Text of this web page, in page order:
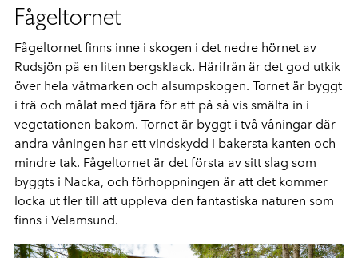
Fågeltornet
Fågeltornet finns inne i skogen i det nedre hörnet av
Rudsjön på en liten bergsklack. Härifrån är det god utkik
över hela våtmarken och alsumpskogen. Tornet är byggt
i trä och målat med tjära för att på så vis smälta in i
vegetationen bakom. Tornet är byggt i två våningar där
andra våningen har ett vindskydd i bakersta kanten och
mindre tak. Fågeltornet är det första av sitt slag som
byggts i Nacka, och förhoppningen är att det kommer
locka ut fler till att uppleva den fantastiska naturen som
finns i Velamsund.